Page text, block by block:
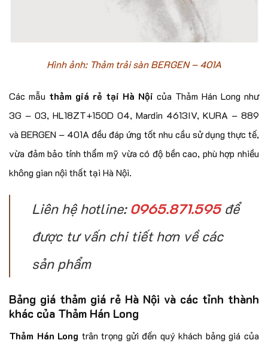
Hình ảnh: Thảm trải sàn BERGEN – 401A
Các mẫu thảm giá rẻ tại Hà Nội của Thảm Hán Long như
3G – 03, HL18ZT+150D 04, Mardin 4613IV, KURA – 889
và BERGEN – 401A đều đáp ứng tốt nhu cầu sử dụng thực tế,
vừa đảm bảo tính thẩm mỹ vừa có độ bền cao, phù hợp nhiều
không gian nội thất tại Hà Nội.
Liên hệ hotline: 0965.871.595để
được tư vấn chi tiết hơn về các
sản phẩm
Bảng giá thảm giá rẻ Hà Nội và các tỉnh thành
khác của Thảm Hán Long
Thảm Hán Long trân trọng gửi đến quý khách bảng giá của